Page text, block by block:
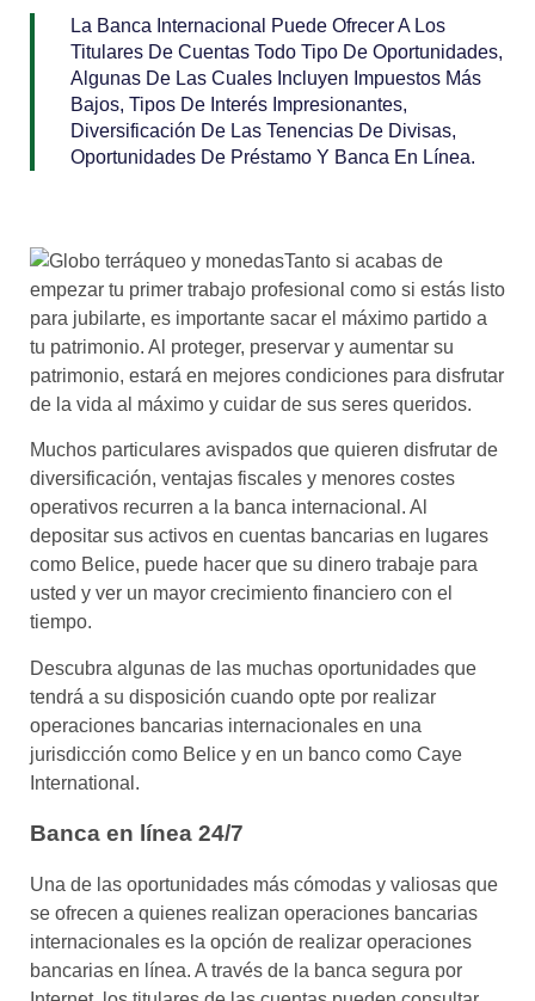
La Banca Internacional Puede Ofrecer A Los
Titulares De Cuentas Todo Tipo De Oportunidades,
Algunas De Las Cuales Incluyen Impuestos Más
Bajos, Tipos De Interés Impresionantes,
Diversificación De Las Tenencias De Divisas,
Oportunidades De Préstamo Y Banca En Línea.
Tanto si acabas de
empezar tu primer trabajo profesional como si estás listo
para jubilarte, es importante sacar el máximo partido a
tu patrimonio. Al proteger, preservar y aumentar su
patrimonio, estará en mejores condiciones para disfrutar
de la vida al máximo y cuidar de sus seres queridos.
Muchos particulares avispados que quieren disfrutar de
diversificación, ventajas fiscales y menores costes
operativos recurren a la banca internacional. Al
depositar sus activos en cuentas bancarias en lugares
como Belice, puede hacer que su dinero trabaje para
usted y ver un mayor crecimiento financiero con el
tiempo.
Descubra algunas de las muchas oportunidades que
tendrá a su disposición cuando opte por realizar
operaciones bancarias internacionales en una
jurisdicción como Belice y en un banco como Caye
International.
Banca en línea 24/7
Una de las oportunidades más cómodas y valiosas que
se ofrecen a quienes realizan operaciones bancarias
internacionales es la opción de realizar operaciones
bancarias en línea. A través de la banca segura por